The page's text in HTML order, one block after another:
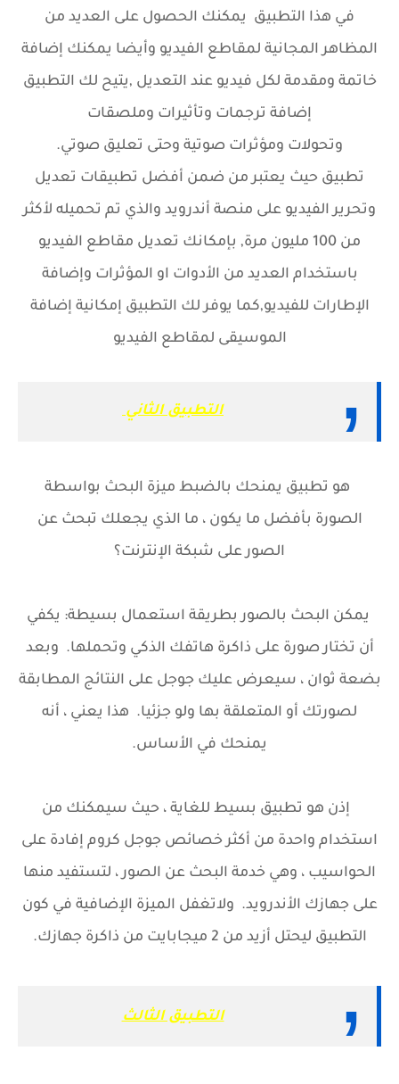
في هذا التطبيق يمكنك الحصول على العديد من
المظاهر المجانية لمقاطع الفيديو وأيضا يمكنك إضافة
خاتمة ومقدمة لكل فيديو عند التعديل ,يتيح لك التطبيق
إضافة ترجمات وتأثيرات وملصقات
وتحولات ومؤثرات صوتية وحتى تعليق صوتي.
تطبيق حيث يعتبر من ضمن أفضل تطبيقات تعديل
وتحرير الفيديو على منصة أندرويد والذي تم تحميله لأكثر
من 100 مليون مرة, بإمكانك تعديل مقاطع الفيديو
باستخدام العديد من الأدوات او المؤثرات وإضافة
الإطارات للفيديو,كما يوفر لك التطبيق إمكانية إضافة
الموسيقى لمقاطع الفيديو
التطبيق الثاني
هو تطبيق يمنحك بالضبط ميزة البحث بواسطة
الصورة بأفضل ما يكون ، ما الذي يجعلك تبحث عن
الصور على شبكة الإنترنت؟
يمكن البحث بالصور بطريقة استعمال بسيطة: يكفي
أن تختار صورة على ذاكرة هاتفك الذكي وتحملها. وبعد
بضعة ثوان ، سيعرض عليك جوجل على النتائج المطابقة
لصورتك أو المتعلقة بها ولو جزئيا. هذا يعني ، أنه
يمنحك في الأساس.
إذن هو تطبيق بسيط للغاية ، حيث سيمكنك من
استخدام واحدة من أكثر خصائص جوجل كروم إفادة على
الحواسيب ، وهي خدمة البحث عن الصور ، لتستفيد منها
على جهازك الأندرويد. ولاتغفل الميزة الإضافية في كون
التطبيق ليحتل أزيد من 2 ميجابايت من ذاكرة جهازك.
التطبيق الثالث